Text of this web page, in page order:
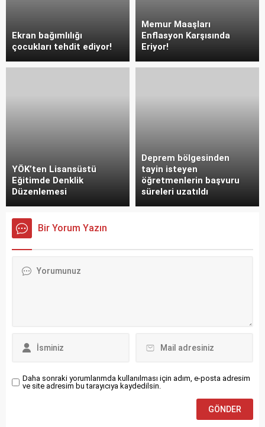
Ekran bağımlılığı
çocukları tehdit ediyor!
Memur Maaşları
Enflasyon Karşısında
Eriyor!
YÖK’ten Lisansüstü
Eğitimde Denklik
Düzenlemesi
Deprem bölgesinden
tayin isteyen
öğretmenlerin başvuru
süreleri uzatıldı
Bir Yorum Yazın
Daha sonraki yorumlarımda kullanılması için adım, e-posta adresim
ve site adresim bu tarayıcıya kaydedilsin.